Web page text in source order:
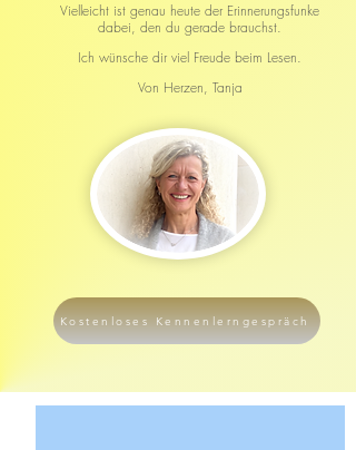
Vielleicht ist genau heute der Erinnerungsfunke
dabei, den du gerade brauchst.
Ich wünsche dir viel Freude beim Lesen.
Von Herzen, Tanja
Kostenloses Kennenlerngespräch